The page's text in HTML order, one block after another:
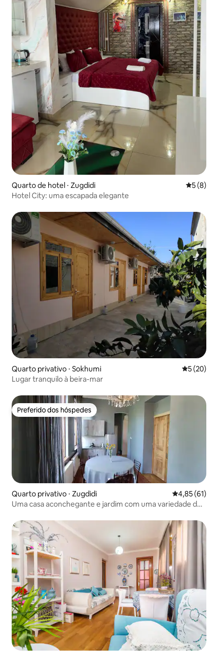
Quarto de hotel ⋅ Zugdidi 5 de
5 (8)
Hotel City: uma escapada elegante
Quarto privativo ⋅ Sokhumi 5 de uma
5 (20)
Lugar tranquilo à beira-mar
Preferido dos hóspedes
Preferido dos hóspedes
Quarto privativo ⋅ Zugdidi 4,85 de uma
4,85 (61)
Uma casa aconchegante e jardim com uma variedade de